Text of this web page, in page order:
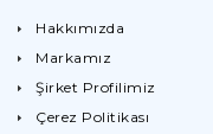
Hakkımızda
Markamız
Şirket Profilimiz
Çerez Politikası